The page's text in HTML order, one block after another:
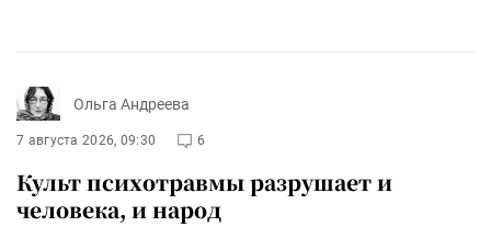
Ольга Андреева
7 августа 2026, 09:30 6
Культ психотравмы разрушает и
человека, и народ